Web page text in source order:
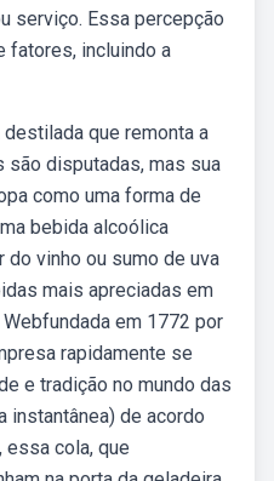
serviço. Essa percepção
fatores, incluindo a
que remonta a
são disputadas, mas sua
como uma forma de
bebida alcoólica
vinho ou sumo de uva
mais apreciadas em
em 1772 por
rapidamente se
e tradição no mundo das
instantânea) de acordo
essa cola, que